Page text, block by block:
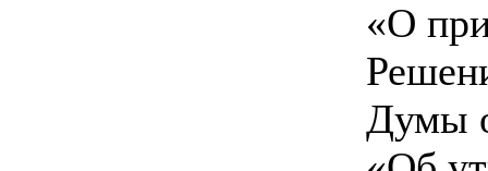
«О
Думы